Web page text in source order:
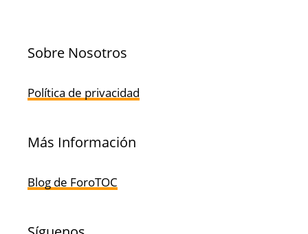
Sobre Nosotros
Política de privacidad
Más Información
Blog de ForoTOC